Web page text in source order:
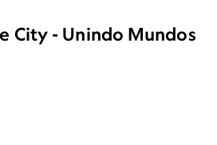
City - Unindo Mundos